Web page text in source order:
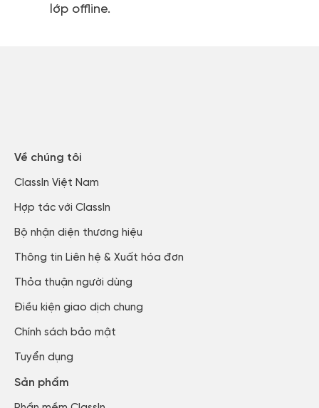
lớp offline.
Về chúng tôi
ClassIn Việt Nam​
Hợp tác với ClassIn
Bộ nhận diện thương hiệu
Thông tin Liên hệ & Xuất hóa đơn​
Thỏa thuận người dùng​
Điều kiện giao dịch chung
Chính sách bảo mật​
Tuyển dụng​
Sản phẩm